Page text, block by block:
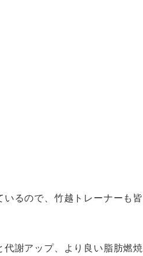
るので、竹越トレーナーも皆
謝アップ、より良い脂肪燃焼